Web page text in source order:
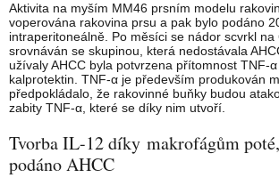
Aktivita na myším MM46 prsním modelu
voperována rakovina prsu a pak bylo podáno
intraperitoneálně. Po měsíci se nádor scvrkl na
srovnáván se skupinou, která nedostávala
užívaly AHCC byla potvrzena přítomnost TNF-
kalprotektin. TNF-α je především produkován
předpokládalo, že rakovinné buňky budou
zabity TNF-α, které se díky nim utvoří.
Tvorba IL-12 díky makrofágům
podáno AHCC